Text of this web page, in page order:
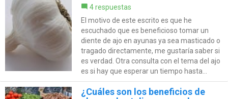
4 respuestas
El motivo de este escrito es que he
escuchado que es beneficioso tomar un
diente de ajo en ayunas ya sea masticado o
tragado directamente, me gustaría saber si
es verdad. Otra consulta con el tema del ajo
es si hay que esperar un tiempo hasta...
¿Cuáles son los beneficios de